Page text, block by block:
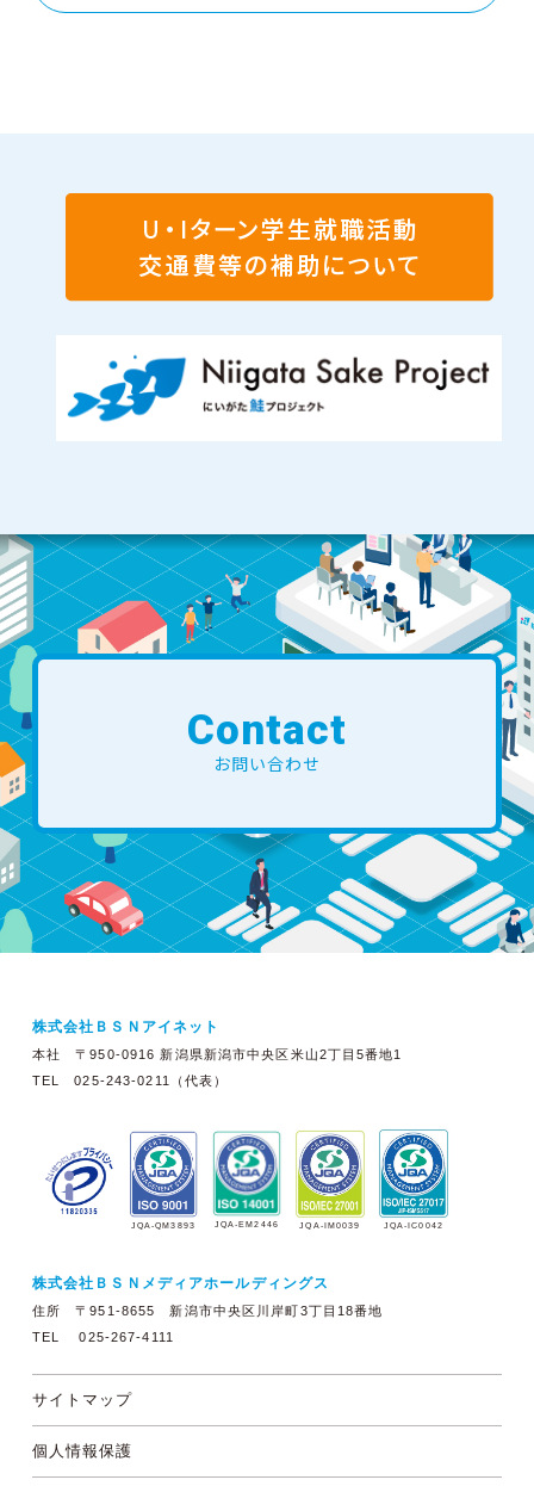
Contact
お問い合わせ
株式会社ＢＳＮアイネット
本社 〒950-0916 新潟県新潟市中央区米山2丁目5番地1
TEL 025-243-0211（代表）
JQA-QM3893 JQA-EM2446 JQA-IM0039 JQA-IC0042
株式会社ＢＳＮメディアホールディングス
住所 〒951-8655 新潟市中央区川岸町3丁目18番地
TEL 025-267-4111
サイトマップ
個人情報保護